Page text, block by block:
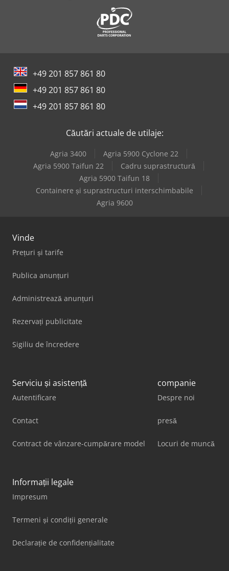
Gildemeister Nef 320 K
Gildemeister Nef 520
Gildemeister Nef 600
Gildemeister Sprint 65 Linear
Gildemeister Twin 42
Gildemeister Twin 65
+49 201 857 861 80
+49 201 857 861 80
+49 201 857 861 80
Căutări actuale de utilaje:
Agria 3400
Agria 5900 Cyclone 22
Agria 5900 Taifun 22
Cadru suprastructură
Agria 5900 Taifun 18
Containere și suprastructuri interschimbabile
Agria 9600
Vinde
Prețuri și tarife
Publica anunțuri
Administrează anunțuri
Rezervați publicitate
Sigiliu de încredere
Serviciu și asistență
Autentificare
Contact
Contract de vânzare-cumpărare model
companie
Despre noi
presă
Locuri de muncă
Informații legale
Impresum
Termeni și condiții generale
Declarație de confidențialitate